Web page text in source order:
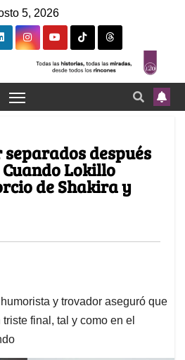
5, 2026
después
Lokillo
de Shakira y
y trovador aseguró que
final, tal y como en el